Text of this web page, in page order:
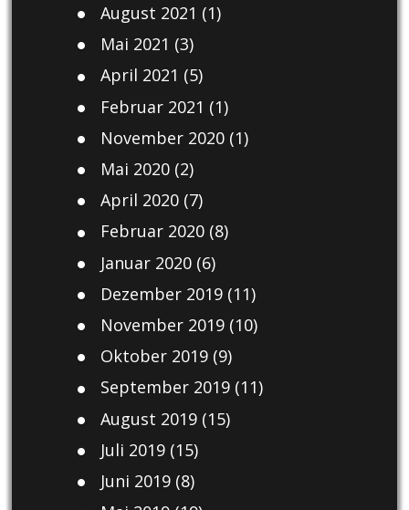
August 2021 (1)
Mai 2021 (3)
April 2021 (5)
Februar 2021 (1)
November 2020(1)
Mai 2020(2)
April 2020(7)
Februar 2020(8)
Januar 2020(6)
Dezember 2019(11)
November 2019(10)
Oktober 2019(9)
September 2019(11)
August 2019(15)
Juli 2019(15)
Juni 2019(8)